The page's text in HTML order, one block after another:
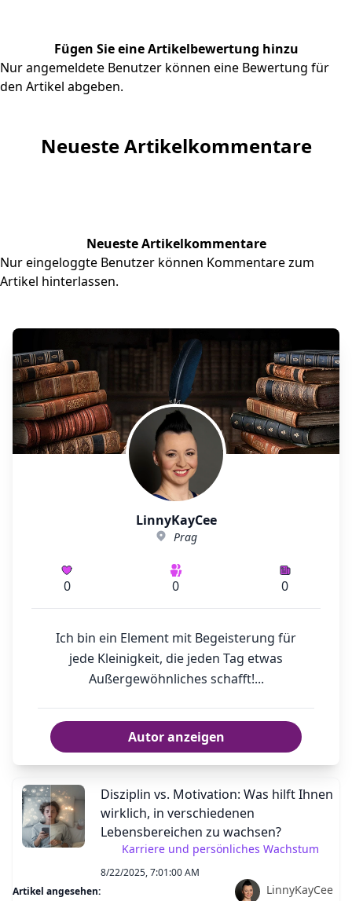
Fügen Sie eine Artikelbewertung hinzu
Nur angemeldete Benutzer können eine Bewertung für
den Artikel abgeben.
Neueste Artikelkommentare
Neueste Artikelkommentare
Nur eingeloggte Benutzer können Kommentare zum
Artikel hinterlassen.
LinnyKayCee
Prag
0 0 0
Ich bin ein Element mit Begeisterung für
jede Kleinigkeit, die jeden Tag etwas
Außergewöhnliches schafft!...
Autor anzeigen
Disziplin vs. Motivation: Was hilft Ihnen
wirklich, in verschiedenen
Lebensbereichen zu wachsen?
Karriere und persönliches Wachstum
8/22/2025, 7:01:00 AM
Artikel angesehen:
LinnyKayCee